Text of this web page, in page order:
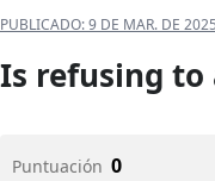
PUBLICADO:9 DE MAR. DE 2025
Is refusing to
Puntuación 0